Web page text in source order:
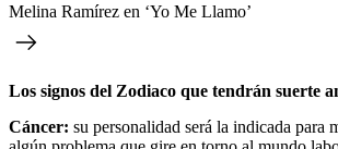
Melina Ramírez en ‘Yo Me Llamo’
Los signos del Zodiaco que tendrán suerte
Cáncer: su personalidad será la indicada para